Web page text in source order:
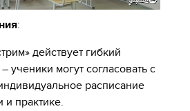
:
действует гибкий
ученики могут согласовать с
расписание
и практике.